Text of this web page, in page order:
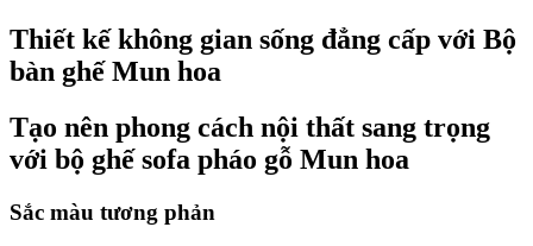
Thiết kế không gian sống đẳng cấp với Bộ
bàn ghế Mun hoa
Tạo nên phong cách nội thất sang trọng
với bộ ghế sofa pháo gỗ Mun hoa
Sắc màu tương phản